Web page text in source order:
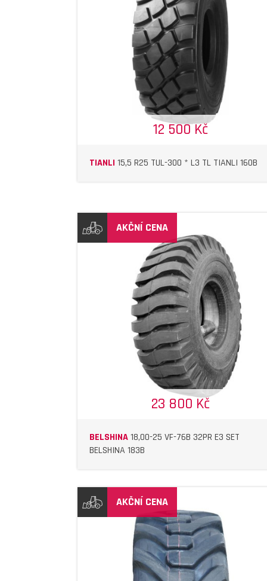
12 500 Kč
TIANLI 15,5 R25 TUL-300 * L3 TL TIANLI 160B
DETAIL
AKČNÍ CENA
23 800 Kč
BELSHINA18,00-25 VF-76B 32PR E3 SET
BELSHINA 183B
DETAIL
AKČNÍ CENA
DETAIL